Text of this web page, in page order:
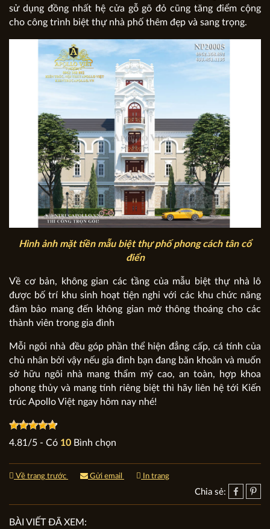
sử dụng đồng nhất hệ cửa gỗ gõ đỏ cũng tăng điểm cộng
cho công trình biệt thự nhà phố thêm đẹp và sang trọng.
Hình ảnh mặt tiền mẫu biệt thự phố phong cách tân cổ
điển
Về cơ bản, không gian các tầng của mẫu biệt thự nhà lô
được bố trí khu sinh hoạt tiện nghi với các khu chức năng
đảm bảo mang đến không gian mở thông thoáng cho các
thành viên trong gia đình
Mỗi ngôi nhà đều góp phần thể hiện đẳng cấp, cá tính của
chủ nhân bởi vậy nếu gia đình bạn đang băn khoăn và muốn
sở hữu ngôi nhà mang thẩm mỹ cao, an toàn, hợp khoa
phong thủy và mang tính riêng biệt thì hãy liên hệ tới Kiến
trúc Apollo Việt ngay hôm nay nhé!
4.81/5 - Có 10 Bình chọn
Về trang trước Gửi email In trang
Chia sẻ:
BÀI VIẾT ĐÃ XEM: